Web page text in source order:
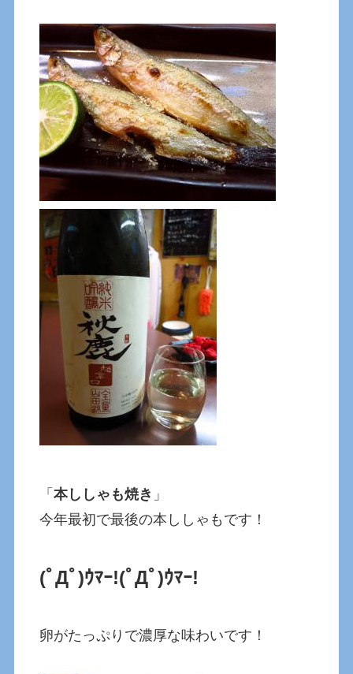
「本ししゃも焼き 」
今年最初で最後の本ししゃもです！
(ﾟДﾟ)ｳﾏｰ!(ﾟДﾟ)ｳﾏｰ!
卵がたっぷりで濃厚な味わいです！